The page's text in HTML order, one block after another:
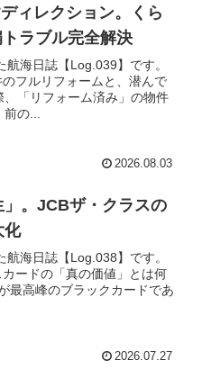
ィレクション。くら
ラブル完全解決
海日誌【Log.039】です。
フルリフォームと、潜んで
「リフォーム済み」の物件
の...
2026.08.03
」。JCBザ・クラスの
化
海日誌【Log.038】です。
ードの「真の価値」とは何
最高峰のブラックカードであ
2026.07.27